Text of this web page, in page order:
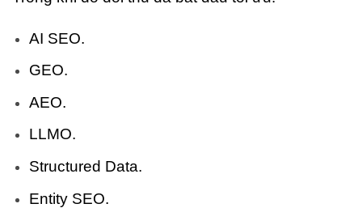
AI SEO.
GEO.
AEO.
LLMO.
Structured Data.
Entity SEO.